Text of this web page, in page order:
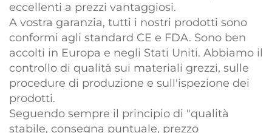
eccellenti a prezzi vantaggiosi.
A vostra garanzia, tutti i nostri prodotti sono
conformi agli standard CE e FDA. Sono ben
accolti in Europa e negli Stati Uniti. Abbiamo il
controllo di qualità sui materiali grezzi, sulle
procedure di produzione e sull'ispezione dei
prodotti.
Seguendo sempre il principio di "qualità
stabile, consegna puntuale, prezzo